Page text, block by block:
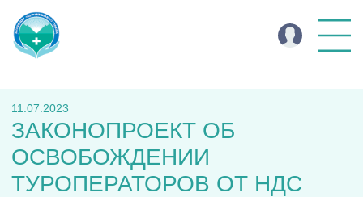
11.07.2023
ЗАКОНОПРОЕКТ ОБ
ОСВОБОЖДЕНИИ
ТУРОПЕРАТОРОВ ОТ НДС